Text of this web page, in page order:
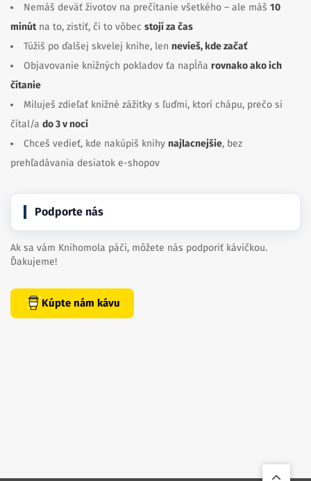
Nemáš deväť životov na prečítanie všetkého – ale máš 10
minútna to, zistiť, či to vôbec stojí za čas
Túžiš po ďalšej skvelej knihe, len nevieš, kde začať
Objavovanie knižných pokladov ťa napĺňa rovnako ako ich
čítanie
Miluješ zdieľať knižné zážitky s ľuďmi, ktorí chápu, prečo si
čítal/a do 3 v noci
Chceš vedieť, kde nakúpiš knihy najlacnejšie, bez
prehľadávania desiatok e-shopov
Podporte nás
Ak sa vám Knihomola páči, môžete nás podporiť kávičkou.
Ďakujeme!
Kúpte nám kávu